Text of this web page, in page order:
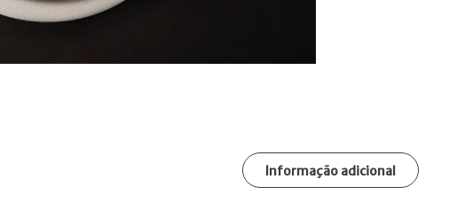
Informação adicional